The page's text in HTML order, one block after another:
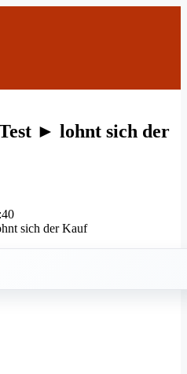
► lohnt sich der